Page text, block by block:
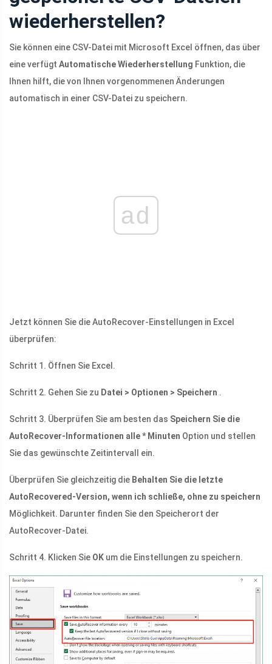
wiederherstellen?
Sie können eine CSV-Datei mit Microsoft Excel öffnen, das über
eine verfügt Automatische Wiederherstellung Funktion, die
Ihnen hilft, die von Ihnen vorgenommenen Änderungen
automatisch in einer CSV-Datei zu speichern.
ad
Jetzt können Sie die AutoRecover-Einstellungen in Excel
überprüfen:
Schritt 1. Öffnen Sie Excel.
Schritt 2. Gehen Sie zu Datei > Optionen > Speichern .
Schritt 3. Überprüfen Sie am besten das Speichern Sie die
AutoRecover-Informationen alle * Minuten Option und stellen
Sie das gewünschte Zeitintervall ein.
Überprüfen Sie gleichzeitig die Behalten Sie die letzte
AutoRecovered-Version, wenn ich schließe, ohne zu speichern
Möglichkeit. Darunter finden Sie den Speicherort der
AutoRecover-Datei.
Schritt 4. Klicken Sie OK um die Einstellungen zu speichern.